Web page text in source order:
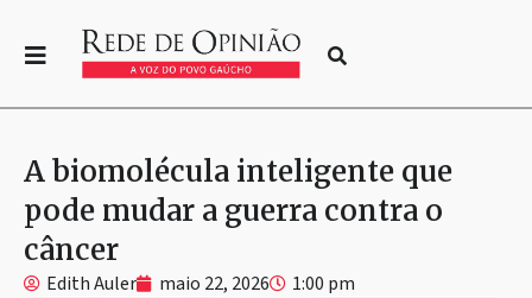
A biomolécula inteligente que
pode mudar a guerra contra o
câncer
Edith Auler maio 22, 2026 1:00 pm